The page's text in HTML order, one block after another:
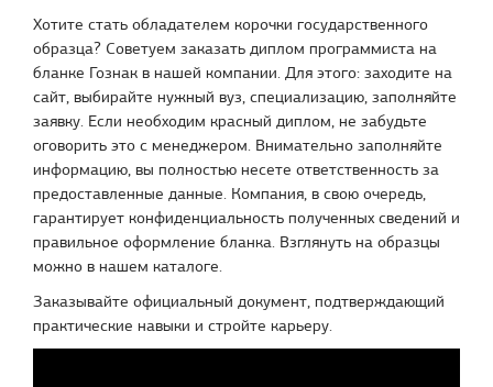
Хотите стать обладателем корочки государственного
образца? Советуем заказать диплом программиста на
бланке Гознак в нашей компании. Для этого: заходите на
сайт, выбирайте нужный вуз, специализацию, заполняйте
заявку. Если необходим красный диплом, не забудьте
оговорить это с менеджером. Внимательно заполняйте
информацию, вы полностью несете ответственность за
предоставленные данные. Компания, в свою очередь,
гарантирует конфиденциальность полученных сведений и
правильное оформление бланка. Взглянуть на образцы
можно в нашем каталоге.
Заказывайте официальный документ, подтверждающий
практические навыки и стройте карьеру.